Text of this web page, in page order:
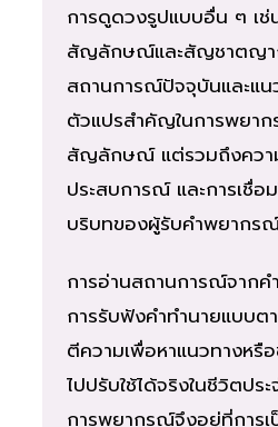
การดูดวงรูปแบบอื่น ๆ เช่
สัญลักษณ์และสัญชาตญา
สถานการณ์ปัจจุบันและแน
ตัวแปรสำคัญในการพยาก
สัญลักษณ์ แต่รวมถึงคว
ประสบการณ์ และการเชื่อ
บริบทของผู้รับคำพยากร
การอ่านสถานการณ์จากค
การรับฟังคำทำนายแบบต
ตีความเพื่อหาแนวทางหรื
ไปปรับใช้ได้จริงในชีวิตปร
การพยากรณ์จึงอยู่ที่การเ